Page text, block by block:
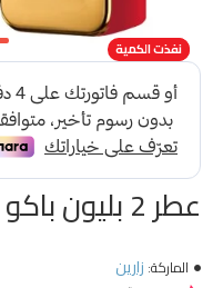
-44 %
نفذت الكمية
عطر 2 بليون باكو لاكسري 100مل
الماركة: زارين